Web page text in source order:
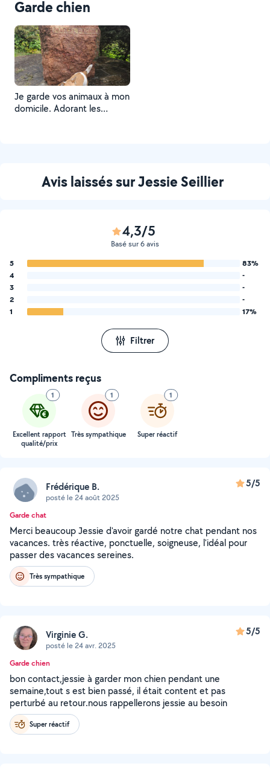
Garde chien
Je garde vos animaux à mon
domicile. Adorant les
Avis laissés sur Jessie Seillier
4,3/5
Basé sur 6 avis
5
83%
4
-
3
-
2
-
1
17%
Filtrer
Compliments reçus
1
Excellent rapport
qualité/prix
1
Très sympathique
1
Super réactif
Frédérique B.
posté le 24 août 2025
5/5
Garde chat
Merci beaucoup Jessie d'avoir gardé notre chat pendant nos
vacances. très réactive, ponctuelle, soigneuse, l'idéal pour
passer des vacances sereines.
Très sympathique
Virginie G.
posté le 24 avr. 2025
5/5
Garde chien
bon contact,jessie à garder mon chien pendant une
semaine,tout s est bien passé, il était content et pas
perturbé au retour.nous rappellerons jessie au besoin
Super réactif